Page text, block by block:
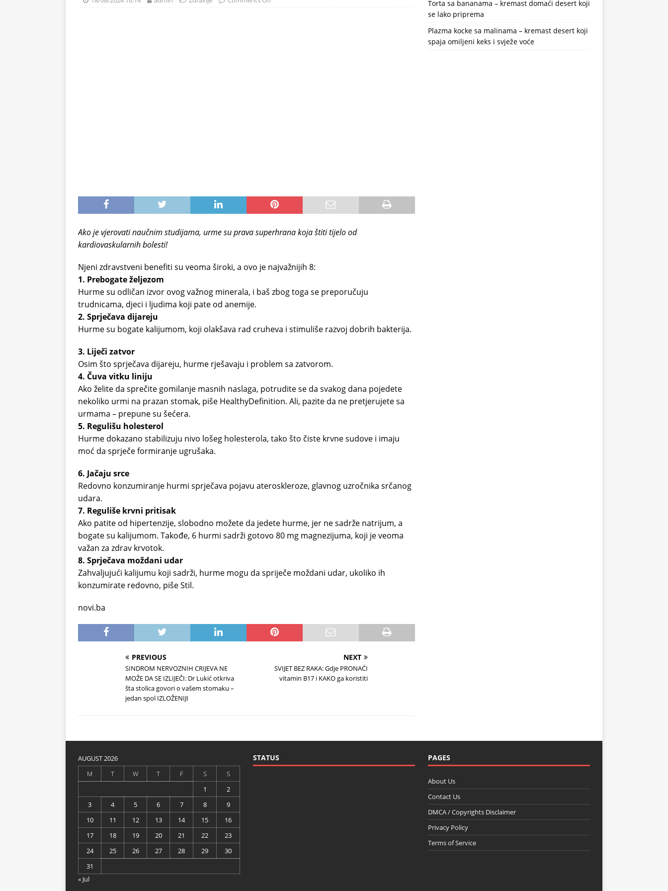
Ako je vjerovati naučnim studijama, urme su prava superhrana koja štiti tijelo od
kardiovaskularnih bolesti!
Njeni zdravstveni benefiti su veoma široki, a ovo je najvažnijih 8:
1. Prebogate željezom
Hurme su odličan izvor ovog važnog minerala, i baš zbog toga se preporučuju
trudnicama, djeci i ljudima koji pate od anemije.
2. Sprječava dijareju
Hurme su bogate kalijumom, koji olakšava rad cruheva i stimuliše razvoj dobrih bakterija.
3. Liječi zatvor
Osim što sprječava dijareju, hurme rješavaju i problem sa zatvorom.
4. Čuva vitku liniju
Ako želite da sprečite gomilanje masnih naslaga, potrudite se da svakog dana pojedete
nekoliko urmi na prazan stomak, piše HealthyDefinition. Ali, pazite da ne pretjerujete sa
urmama – prepune su šećera.
5. Regulišu holesterol
Hurme dokazano stabilizuju nivo lošeg holesterola, tako što čiste krvne sudove i imaju
moć da sprječe formiranje ugrušaka.
6. Jačaju srce
Redovno konzumiranje hurmi sprječava pojavu ateroskleroze, glavnog uzročnika srčanog
udara.
7. Reguliše krvni pritisak
Ako patite od hipertenzije, slobodno možete da jedete hurme, jer ne sadrže natrijum, a
bogate su kalijumom. Takođe, 6 hurmi sadrži gotovo 80 mg magnezijuma, koji je veoma
važan za zdrav krvotok.
8. Sprječava moždani udar
Zahvaljujući kalijumu koji sadrži, hurme mogu da spriječe moždani udar, ukoliko ih
konzumirate redovno, piše Stil.
novi.ba
PREVIOUS
SINDROM NERVOZNIH CRIJEVA NE
MOŽE DA SE IZLIJEČI: Dr Lukić otkriva
šta stolica govori o vašem stomaku –
jedan spol IZLOŽENIJI
NEXT
SVIJET BEZ RAKA: Gdje PRONAĆI
vitamin B17 i KAKO ga koristiti
Torta sa bananama – kremast domaći desert koji
se lako priprema
Plazma kocke sa malinama – kremast desert koji
spaja omiljeni keks i svježe voće
AUGUST 2026
M
T W T F S
S
1
2
3
4 5 6 7 8
9
10
11 12 13 14 15
16
17
18 19 20 21 22
23
24
25 26 27 28 29
30
31
« Jul
STATUS PAGES
About Us
Contact Us
DMCA / Copyrights Disclaimer
Privacy Policy
Terms of Service